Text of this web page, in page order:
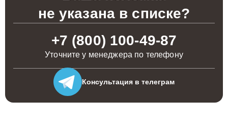
не указана в списке?
+7 (800) 100-49-87
Уточните у менеджера по телефону
Консультация в телеграм